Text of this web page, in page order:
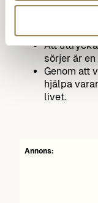
vardagliga
Det kan
Att
sörjer är
Genom att
hjälpa
livet.
Annons: